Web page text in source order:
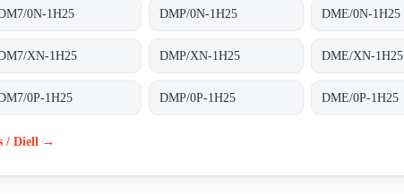
0N-1H25 DMP/0N-1H25 DME/0N-1H25
XN-1H25 DMP/XN-1H25 DME/XN-1H25
0P-1H25 DMP/0P-1H25 DME/0P-1H25
/ Diell →